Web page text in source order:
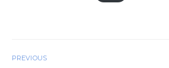
PREVIOUS